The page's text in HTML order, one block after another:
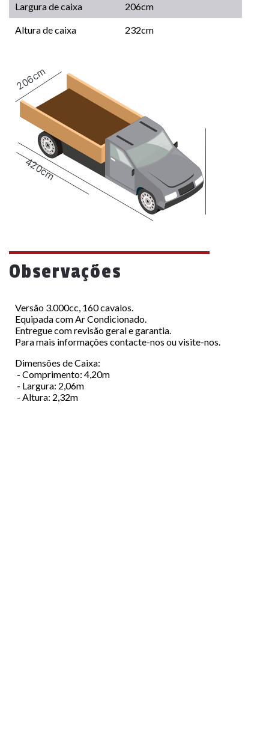
Largura de caixa 206cm
Altura de caixa 232cm
206cm
420cm
Observações
Versão 3.000cc, 160 cavalos.
Equipada com Ar Condicionado.
Entregue com revisão geral e garantia.
Para mais informações contacte-nos ou visite-nos.
Dimensões de Caixa:
- Comprimento: 4,20m
- Largura: 2,06m
- Altura: 2,32m